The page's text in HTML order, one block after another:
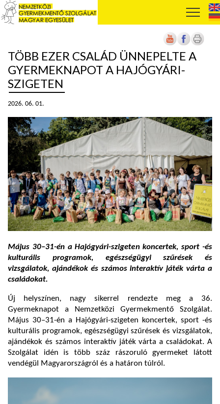
TÖBB EZER CSALÁD ÜNNEPELTE A
GYERMEKNAPOT A HAJÓGYÁRI-
SZIGETEN
2026. 06. 01.
Május 30–31-én a Hajógyári-szigeten koncertek, sport -és
kulturális programok, egészségügyi szűrések és
vizsgálatok, ajándékok és számos interaktív játék várta a
családokat.
Új helyszínen, nagy sikerrel rendezte meg a 36.
Gyermeknapot a Nemzetközi Gyermekmentő Szolgálat.
Május 30–31-én a Hajógyári-szigeten koncertek, sport -és
kulturális programok, egészségügyi szűrések és vizsgálatok,
ajándékok és számos interaktív játék várta a családokat. A
Szolgálat idén is több száz rászoruló gyermeket látott
vendégül Magyarországról és a határon túlról.